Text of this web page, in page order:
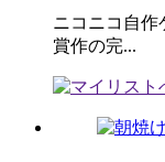
ニコニコ自作
賞作の完...